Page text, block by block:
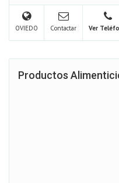
OVIEDO Contactar Ver
Productos